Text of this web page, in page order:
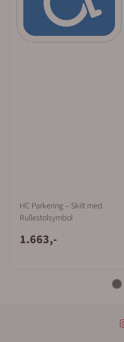
HC Parkering – Skilt med
Rullestolsymbol
1.663,-